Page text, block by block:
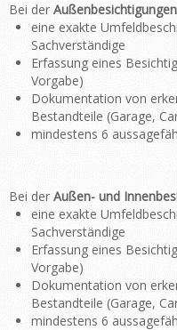
Bei der Außenbesichtigungen
eine exakte
Sachverständige
Erfassung eines
Vorgabe)
Dokumentation von
Bestandteile (Garage,
mindestens 6
Bei der Außen- und
eine exakte
Sachverständige
Erfassung eines
Vorgabe)
Dokumentation von
Bestandteile (Garage,
mindestens 6